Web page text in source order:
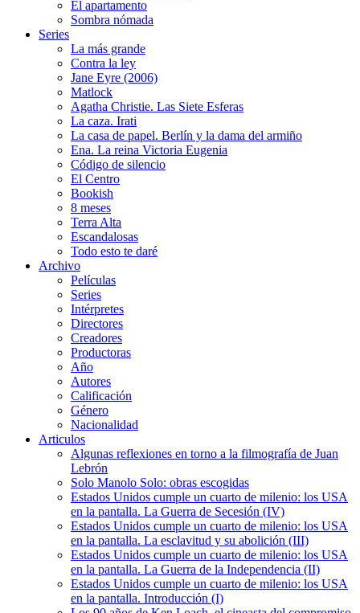
El apartamento
Sombra nómada
Series
La más grande
Contra la ley
Jane Eyre (2006)
Matlock
Agatha Christie. Las Siete Esferas
La caza. Irati
La casa de papel. Berlín y la dama del armiño
Ena. La reina Victoria Eugenia
Código de silencio
El Centro
Bookish
8 meses
Terra Alta
Escandalosas
Todo esto te daré
Archivo
Películas
Series
Intérpretes
Directores
Creadores
Productoras
Año
Autores
Calificación
Género
Nacionalidad
Articulos
Algunas reflexiones en torno a la filmografía de Juan
Lebrón
Solo Manolo Solo: obras escogidas
Estados Unidos cumple un cuarto de milenio: los USA
en la pantalla. La Guerra de Secesión (IV)
Estados Unidos cumple un cuarto de milenio: los USA
en la pantalla. La esclavitud y su abolición (III)
Estados Unidos cumple un cuarto de milenio: los USA
en la pantalla. La Guerra de la Independencia (II)
Estados Unidos cumple un cuarto de milenio: los USA
en la pantalla. Introducción (I)